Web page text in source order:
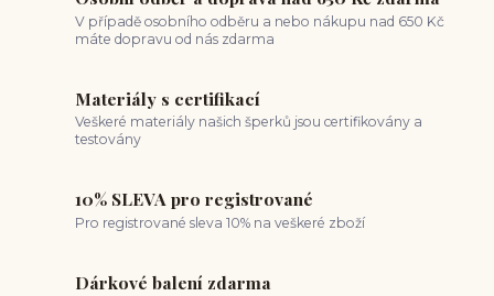
V případě osobního odběru a nebo nákupu nad 650 Kč
máte dopravu od nás zdarma
Materiály s certifikací
Veškeré materiály našich šperků jsou certifikovány a
testovány
10% SLEVA pro registrované
Pro registrované sleva 10% na veškeré zboží
Dárkové balení zdarma